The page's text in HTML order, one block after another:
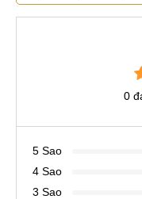
0
5 Sao
4 Sao
3 Sao